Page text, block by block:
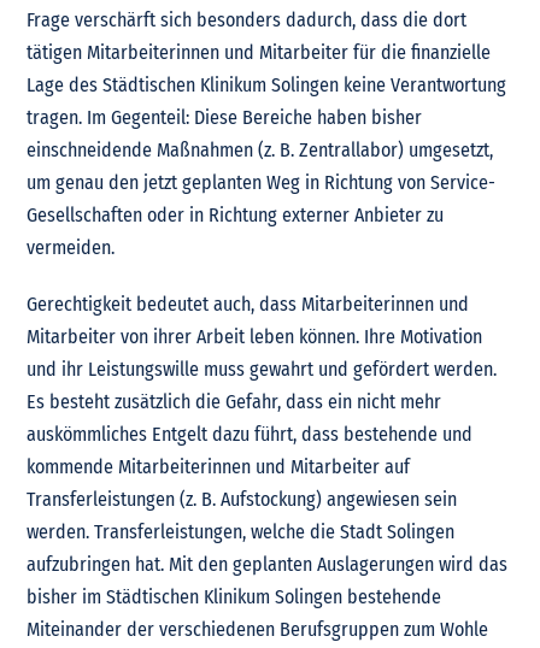
Frage verschärft sich besonders dadurch, dass die dort
tätigen Mitarbeiterinnen und Mitarbeiter für die finanzielle
Lage des Städtischen Klinikum Solingen keine Verantwortung
tragen. Im Gegenteil: Diese Bereiche haben bisher
einschneidende Maßnahmen (z. B. Zentrallabor) umgesetzt,
um genau den jetzt geplanten Weg in Richtung von Service-
Gesellschaften oder in Richtung externer Anbieter zu
vermeiden.
Gerechtigkeit bedeutet auch, dass Mitarbeiterinnen und
Mitarbeiter von ihrer Arbeit leben können. Ihre Motivation
und ihr Leistungswille muss gewahrt und gefördert werden.
Es besteht zusätzlich die Gefahr, dass ein nicht mehr
auskömmliches Entgelt dazu führt, dass bestehende und
kommende Mitarbeiterinnen und Mitarbeiter auf
Transferleistungen (z. B. Aufstockung) angewiesen sein
werden. Transferleistungen, welche die Stadt Solingen
aufzubringen hat. Mit den geplanten Auslagerungen wird das
bisher im Städtischen Klinikum Solingen bestehende
Miteinander der verschiedenen Berufsgruppen zum Wohle